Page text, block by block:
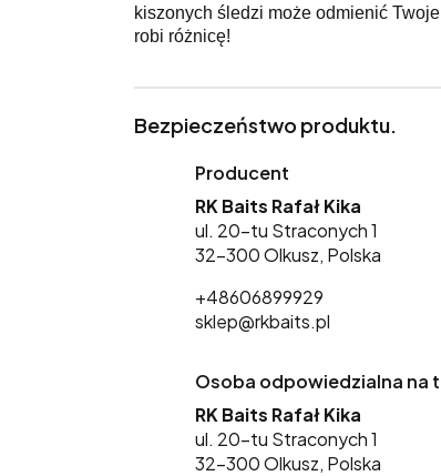
kiszonych śledzi może odmienić
robi różnicę!
Bezpieczeństwo produktu.
Producent
RK Baits Rafał Kika
ul. 20-tu Straconych 1
32-300 Olkusz, Polska
+48606899929
sklep@rkbaits.pl
Osoba odpowiedzialna na
RK Baits Rafał Kika
ul. 20-tu Straconych 1
32-300 Olkusz, Polska